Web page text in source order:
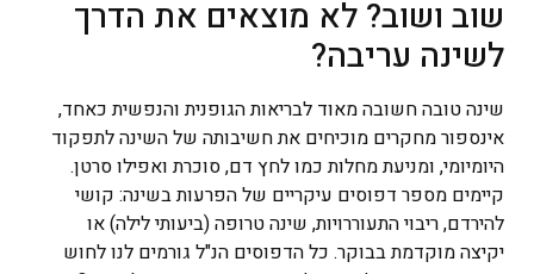
שוב ושוב? לא מוצאים את הדרך
לשינה עריבה?
שינה טובה חשובה מאוד לבריאות הגופנית והנפשית כאחד,
אינספור מחקרים מוכיחים את חשיבותה של השינה לתפקוד
היומיומי, ומניעת מחלות כמו לחץ דם, סוכרת ואפילו סרטן.
קיימים מספר דפוסים עיקריים של הפרעות בשינה: קושי
להירדם, ריבוי התעוררויות, שינה טרופה (ביעותי לילה) או
יקיצה מוקדמת בבוקר. כל הדפוסים הנ"ל גורמים לנו לחוש